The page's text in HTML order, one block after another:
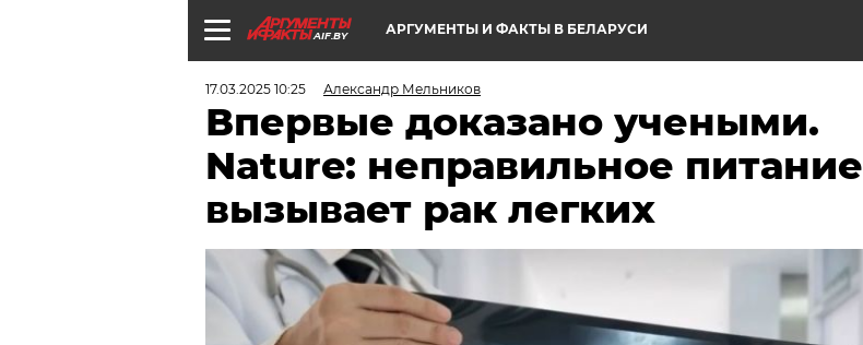
AIF.BY АРГУМЕНТЫ И ФАКТЫ В БЕЛАРУСИ
17.03.2025 10:25 Александр Мельников
Впервые доказано учеными.
Nature: неправильное питание
вызывает рак легких